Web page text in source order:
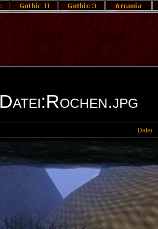
Datei:Rochen.jpg
Datei